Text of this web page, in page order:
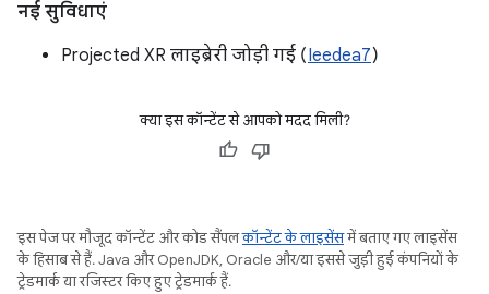
नई सुविधाएं
Projected XR लाइब्रेरी जोड़ी गई (Ieedea7)
क्या इस कॉन्टेंट से आपको मदद मिली?
इस पेज पर मौजूद कॉन्टेंट और कोड सैंपलकॉन्टेंट के लाइसेंसमें बताए गए लाइसेंस
के हिसाब से हैं. Java और OpenJDK, Oracle और/या इससे जुड़ी हुई कंपनियों के
ट्रेडमार्क या रजिस्टर किए हुए ट्रेडमार्क हैं.